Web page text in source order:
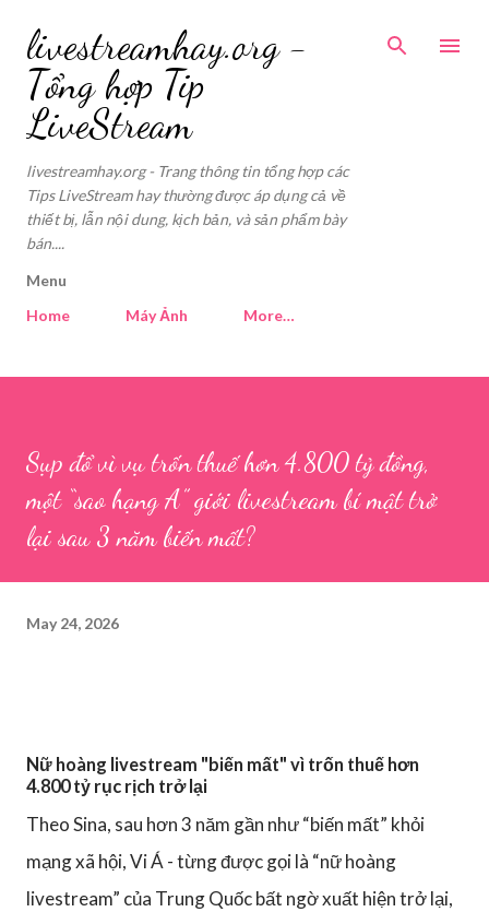
livestreamhay.org -
Tổng hợp Tip
LiveStream
livestreamhay.org - Trang thông tin tổng hợp các
Tips LiveStream hay thường được áp dụng cả về
thiết bị, lẫn nội dung, kịch bản, và sản phẩm bày
bán....
Menu
Home
Máy Ảnh More…
Sụp đổ vì vụ trốn thuế hơn 4.800 tỷ đồng,
một “sao hạng A” giới livestream bí mật trở
lại sau 3 năm biến mất?
May 24, 2026
Nữ hoàng livestream "biến mất" vì trốn thuế hơn
4.800 tỷ rục rịch trở lại
Theo Sina, sau hơn 3 năm gần như “biến mất” khỏi
mạng xã hội, Vi Á - từng được gọi là “nữ hoàng
livestream” của Trung Quốc bất ngờ xuất hiện trở lại,